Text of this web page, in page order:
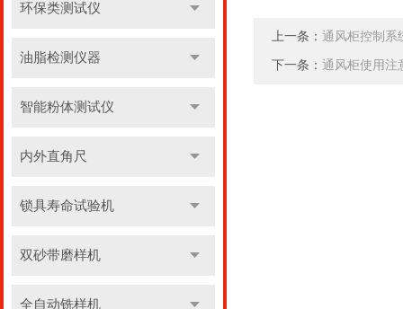
环保类测试仪
油脂检测仪器
智能粉体测试仪
内外直角尺
锁具寿命试验机
双砂带磨样机
全自动铣样机
上一条： 通风柜控制系
下一条： 通风柜使用注